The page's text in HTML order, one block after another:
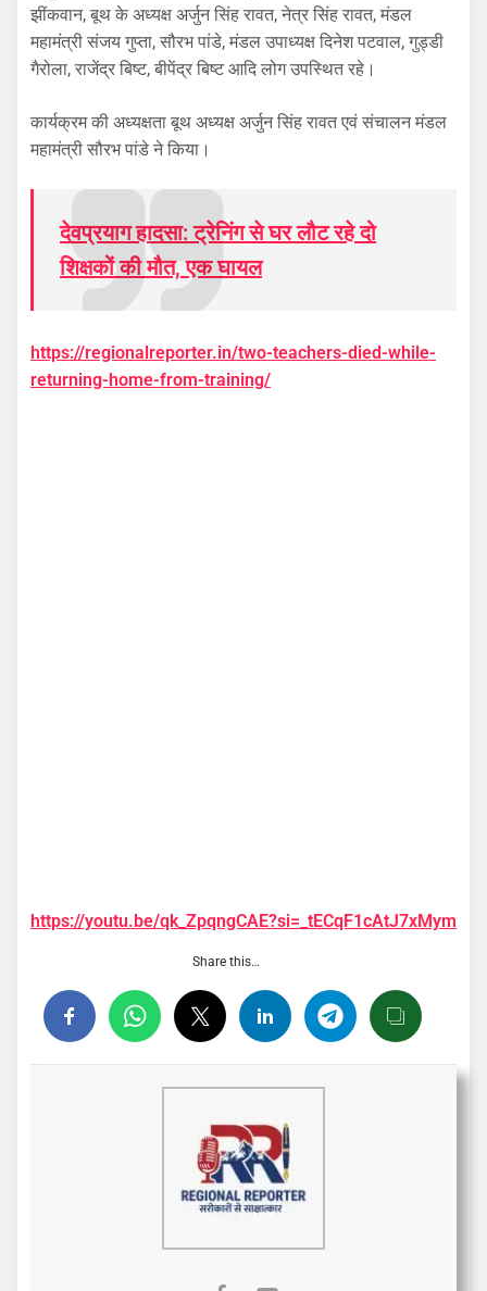
झींकवान, बूथ के अध्यक्ष अर्जुन सिंह रावत, नेत्र सिंह रावत, मंडल
महामंत्री संजय गुप्ता, सौरभ पांडे, मंडल उपाध्यक्ष दिनेश पटवाल, गुड्डी
गैरोला, राजेंद्र बिष्ट, बीपेंद्र बिष्ट आदि लोग उपस्थित रहे।
कार्यक्रम की अध्यक्षता बूथ अध्यक्ष अर्जुन सिंह रावत एवं संचालन मंडल
महामंत्री सौरभ पांडे ने किया।
देवप्रयाग हादसा: ट्रेनिंग से घर लौट रहे दो
शिक्षकों की मौत, एक घायल
https://regionalreporter.in/two-teachers-died-while-
returning-home-from-training/
https://youtu.be/qk_ZpqngCAE?si=_tECqF1cAtJ7xMym
Share this…